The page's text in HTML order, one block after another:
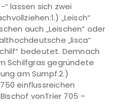
“ lassen sich zwei
„Leisch“
auch „Leischen“ oder
„lisca“
bedeutet. Demnach
Schilfgras gegründete
am Sumpf.2.)
einflussreichen
vonTrier 705 –